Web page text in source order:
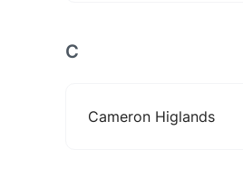
C
Cameron Higlands